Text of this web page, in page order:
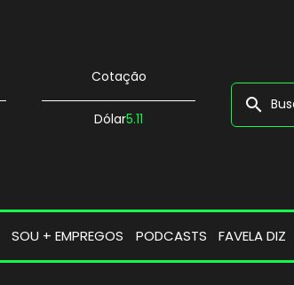
Cotação
Dólar5.11
search
SOU + EMPREGOS PODCASTS FAVELA DIZ